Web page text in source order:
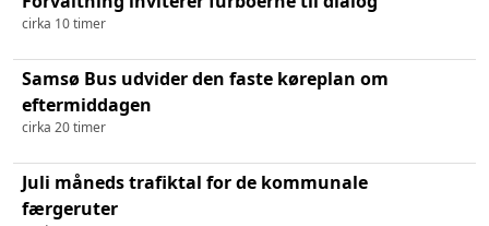
cirka 10 timer
Samsø Bus udvider den faste køreplan om
eftermiddagen
cirka 20 timer
Juli måneds trafiktal for de kommunale
færgeruter